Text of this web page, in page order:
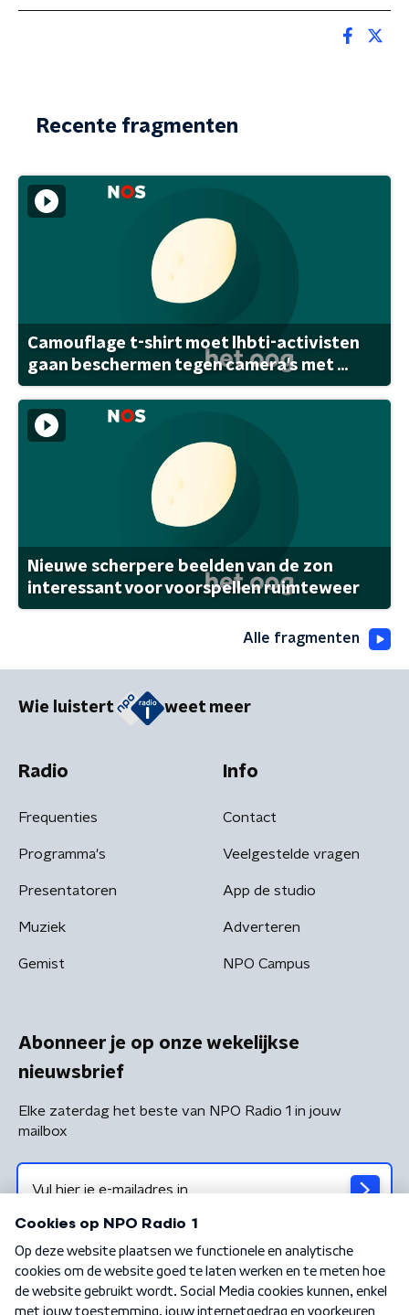
Recente fragmenten
Camouflage t-shirt moet lhbti-activisten
gaan beschermen tegen camera's met ...
Nieuwe scherpere beelden van de zon
interessant voor voorspellen ruimteweer
Alle fragmenten
Wie luistert weet meer
Radio
Frequenties
Programma's
Presentatoren
Muziek
Gemist
Info
Contact
Veelgestelde vragen
App de studio
Adverteren
NPO Campus
Abonneer je op onze wekelijkse
nieuwsbrief
Elke zaterdag het beste van NPO Radio 1 in jouw
mailbox
Algemene voorwaarden